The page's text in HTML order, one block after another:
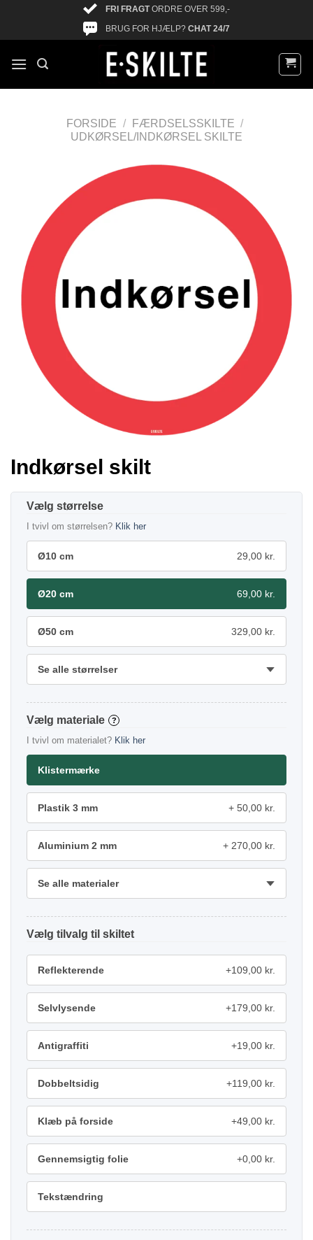
FRI FRAGTORDRE OVER 599,-
BRUG FOR HJÆLP? CHAT 24/7
FORSIDE / FÆRDSELSSKILTE /
UDKØRSEL/INDKØRSEL SKILTE
Indkørsel skilt
størrelse
I tvivl om størrelsen? Klik her
Ø10 cm 29,00 kr.
Ø20 cm 69,00 kr.
Ø50 cm 329,00 kr.
Se alle størrelser
materiale ?
I tvivl om materialet? Klik her
Klistermærke
Plastik 3 mm 50,00 kr.
Aluminium 2 mm 270,00 kr.
Se alle materialer
tilvalg
Reflekterende +109,00 kr.
Selvlysende +179,00 kr.
Antigraffiti +19,00 kr.
Dobbeltsidig +119,00 kr.
Klæb på forside +49,00 kr.
Gennemsigtig folie +0,00 kr.
Tekstændring